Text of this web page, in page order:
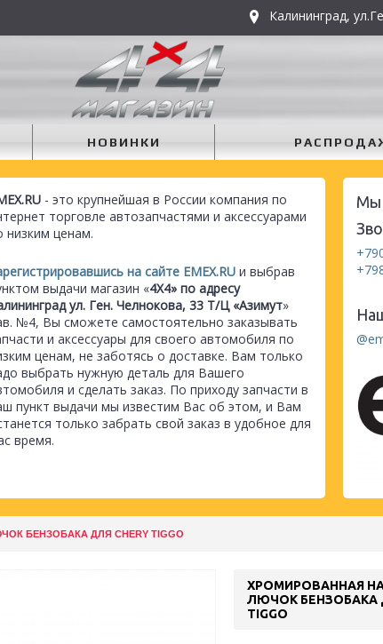
Калининград,
НОВИНКИ
- это крупнейшая в России компания по
торговле автозапчастями и аксессуарами
низким ценам.
на сайте EMEX.RU и выбрав
выдачи магазин «4Х4» по адресу
ул. Ген. Челнокова, 33 Т/Ц «Азимут»
№4, Вы сможете самостоятельно заказывать
и аксессуары для своего автомобиля по
ценам, не заботясь о доставке. Вам только
выбрать нужную деталь для Вашего
и сделать заказ. По приходу запчасти в
пункт выдачи мы известим Вас об этом, и Вам
только забрать свой заказ в удобное для
время.
Мы
БЕНЗОБАКА ДЛЯ CHERY TIGGO
ХРОМИРОВАННАЯ
ЛЮЧОК БЕНЗОБАКА
TIGGO